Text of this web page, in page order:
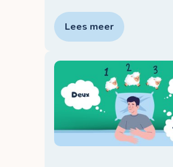
Lees meer